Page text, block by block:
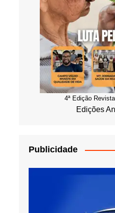
4ª Edição
Edições
Publicidade